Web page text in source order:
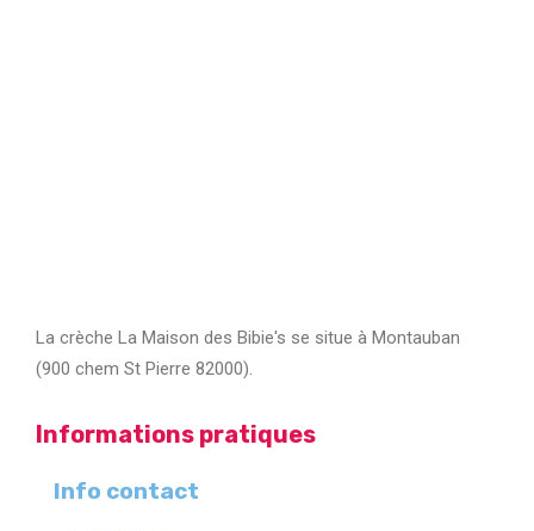
La crèche La Maison des Bibie's se situe à Montauban
(900 chem St Pierre 82000).
Informations pratiques
Info contact